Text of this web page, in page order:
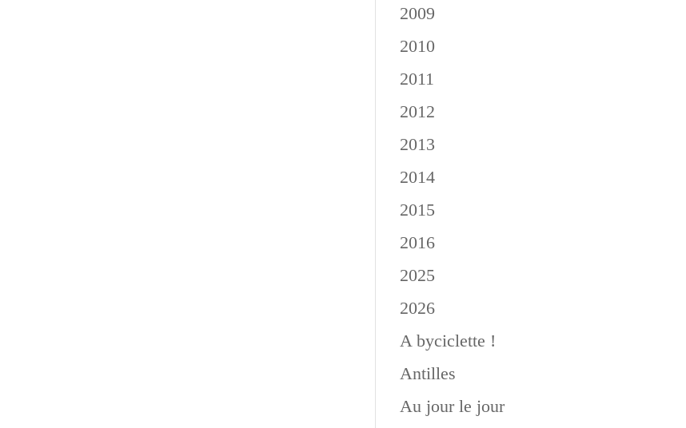
2009
2010
2011
2012
2013
2014
2015
2016
2025
2026
A byciclette !
Antilles
Au jour le jour